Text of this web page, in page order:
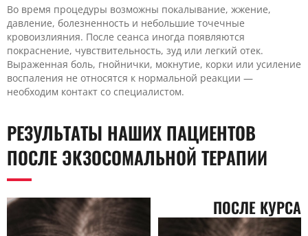
Во время процедуры возможны покалывание, жжение,
давление, болезненность и небольшие точечные
кровоизлияния. После сеанса иногда появляются
покраснение, чувствительность, зуд или легкий отек.
Выраженная боль, гнойнички, мокнутие, корки или усиление
воспаления не относятся к нормальной реакции —
необходим контакт со специалистом.
РЕЗУЛЬТАТЫ НАШИХ ПАЦИЕНТОВ
ПОСЛЕ ЭКЗОСОМАЛЬНОЙ ТЕРАПИИ
ПОСЛЕ КУРСА